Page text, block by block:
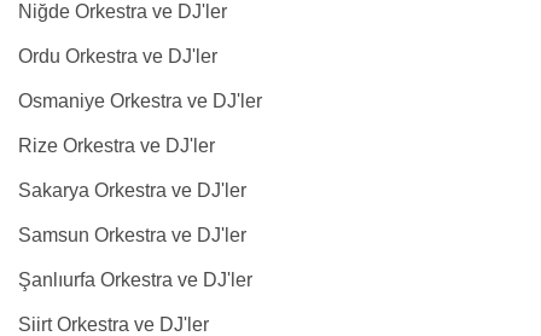
Niğde Orkestra ve DJ'ler
Ordu Orkestra ve DJ'ler
Osmaniye Orkestra ve DJ'ler
Rize Orkestra ve DJ'ler
Sakarya Orkestra ve DJ'ler
Samsun Orkestra ve DJ'ler
Şanlıurfa Orkestra ve DJ'ler
Siirt Orkestra ve DJ'ler